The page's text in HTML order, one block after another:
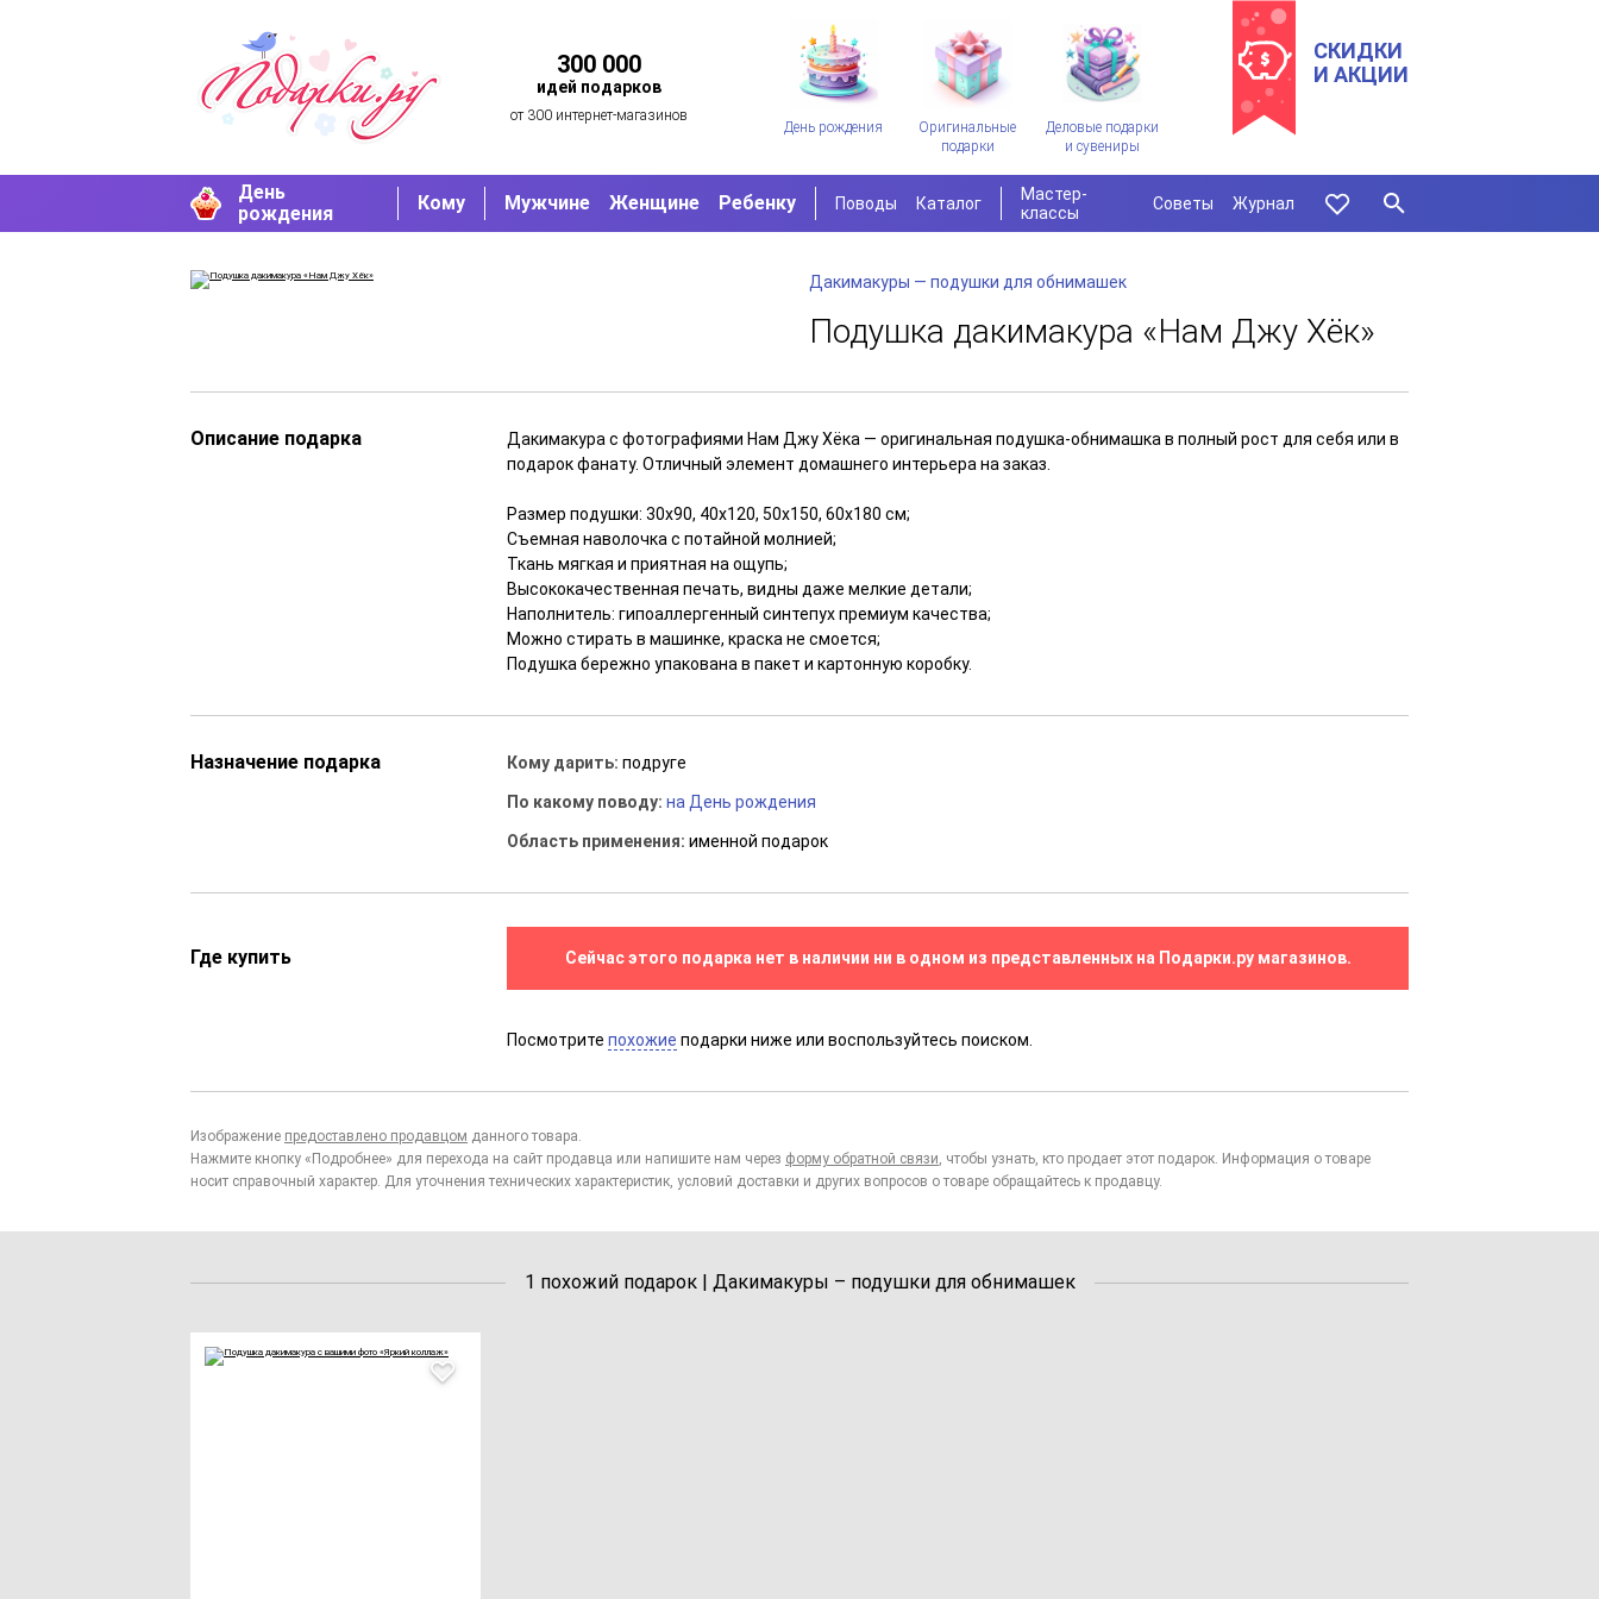
300 000
идей подарков
от 300 интернет-магазинов
День рождения
Оригинальные
подарки
Деловые подарки
и сувениры
СКИДКИ
И АКЦИИ
День
рождения
Кому Мужчине Женщине Ребенку Поводы Каталог
Мастер-
классы
Советы Журнал
Дакимакуры — подушки для обнимашек
Подушка дакимакура «Нам Джу Хёк»
Описание подарка
Дакимакура с фотографиями Нам Джу Хёка — оригинальная подушка-обнимашка в полный рост для себя или в
подарок фанату. Отличный элемент домашнего интерьера на заказ.
Размер подушки: 30x90, 40x120, 50x150, 60x180 см;
Съемная наволочка с потайной молнией;
Ткань мягкая и приятная на ощупь;
Высококачественная печать, видны даже мелкие детали;
Наполнитель: гипоаллергенный синтепух премиум качества;
Можно стирать в машинке, краска не смоется;
Подушка бережно упакована в пакет и картонную коробку.
Назначение подарка Кому дарить:подруге
По какому поводу:на День рождения
Область применения:именной подарок
Где купить Сейчас этого подарка нет в наличии ни в одном из представленных на Подарки.ру магазинов.
Посмотритепохожие подарки ниже или воспользуйтесь поиском.
Изображение предоставлено продавцом данного товара.
Нажмите кнопку «Подробнее» для перехода на сайт продавца или напишите нам через форму обратной связи, чтобы узнать, кто продает этот подарок. Информация о товаре
носит справочный характер. Для уточнения технических характеристик, условий доставки и других вопросов о товаре обращайтесь к продавцу.
1 похожий подарок | Дакимакуры – подушки для обнимашек